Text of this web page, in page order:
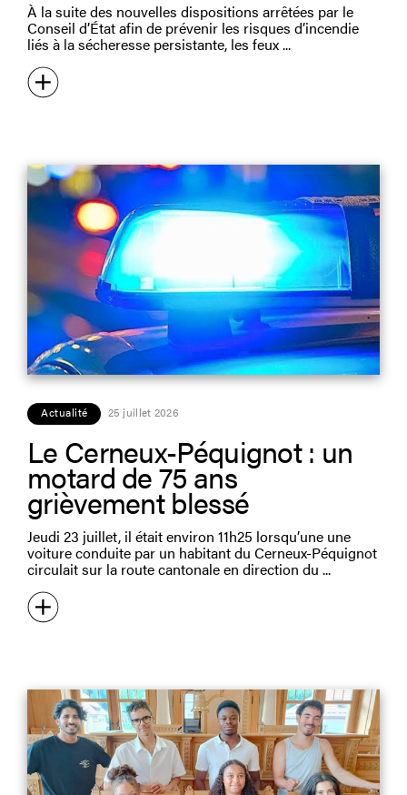
À la suite des nouvelles dispositions arrêtées par le
Conseil d’État afin de prévenir les risques d’incendie
liés à la sécheresse persistante, les feux
Actualité 25 juillet 2026
Le Cerneux-Péquignot : un
motard de 75 ans
grièvement blessé
Jeudi 23 juillet, il était environ 11h25 lorsqu’une une
voiture conduite par un habitant du Cerneux-Péquignot
circulait sur la route cantonale en direction du